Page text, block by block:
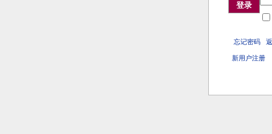
登录
忘记密码
新用户注册